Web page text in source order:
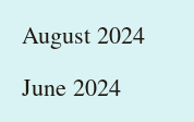
August 2024
June 2024